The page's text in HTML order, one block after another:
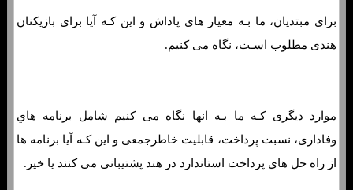
برای مبتدیان، ما بـه معیار های پاداش و این کـه آیا برای بازیکنان
هندی مطلوب اسـت، نگاه می کنیم.
موارد دیگری کـه ما بـه انها نگاه می کنیم شامل برنامه هاي‌
وفاداری، نسبت پرداخت، قابلیت خاطرجمعی و این کـه آیا برنامه ها
از راه حل هاي‌ پرداخت استاندارد در هند پشتیبانی می کنند یا خیر.